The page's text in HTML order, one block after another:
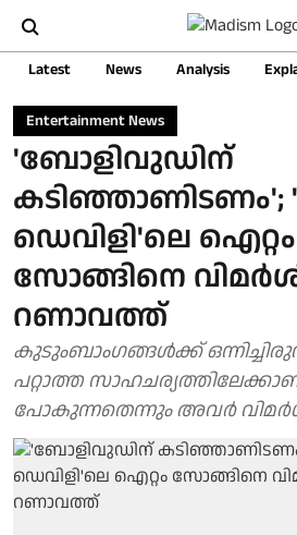
Latest News Analysis
Entertainment News
'ബോളിവുഡിന്
കടിഞ്ഞാണിടണം';
ഡെവിളി'ലെ ​ഐറ്റം
സോങ്ങിനെ
റണാവത്ത്
കുടുംബാം​ഗങ്ങൾക്ക്
പറ്റാത്ത
പോകുന്നതെന്നും അവർ